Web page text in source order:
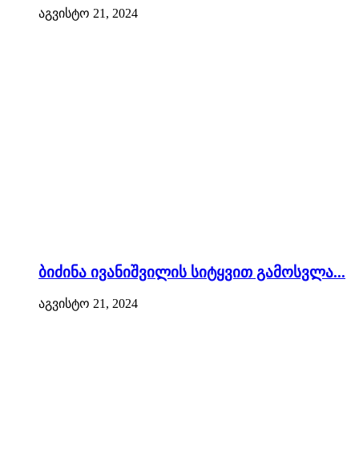
აგვისტო 21, 2024
ბიძინა ივანიშვილის სიტყვით გამოსვლა...
აგვისტო 21, 2024